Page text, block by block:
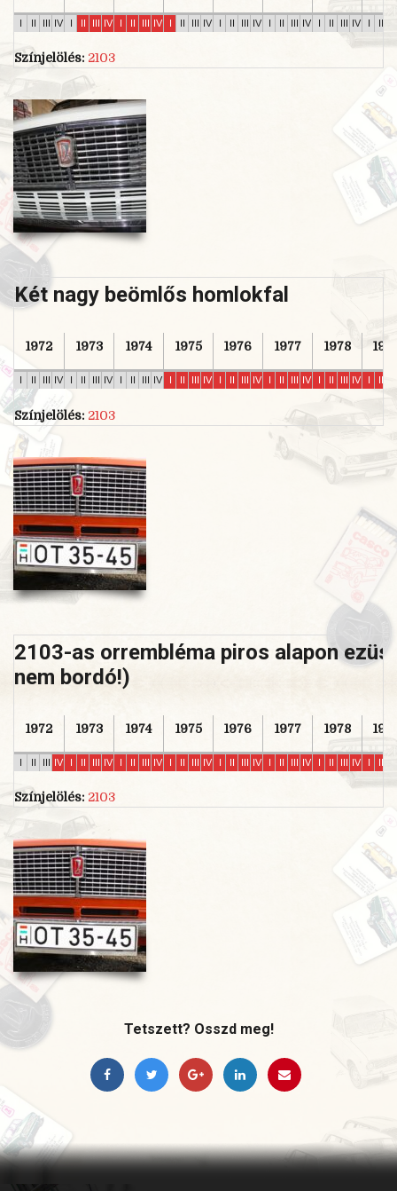
I II III IV I II III IV I II III IV I II III IV I II III IV I II III IV I II III IV I II
Színjelölés: 2103
Két nagy beömlős homlokfal
1972 1973 1974 1975 1976 1977 1978
I II III IV I II III IV I II III IV I II III IV I II III IV I II III IV I II III IV I II
Színjelölés: 2103
2103-as orrembléma piros alapon
nem bordó!)
1972 1973 1974 1975 1976 1977 1978
I II III IV I II III IV I II III IV I II III IV I II III IV I II III IV I II III IV I II
Színjelölés: 2103
Tetszett? Osszd meg!